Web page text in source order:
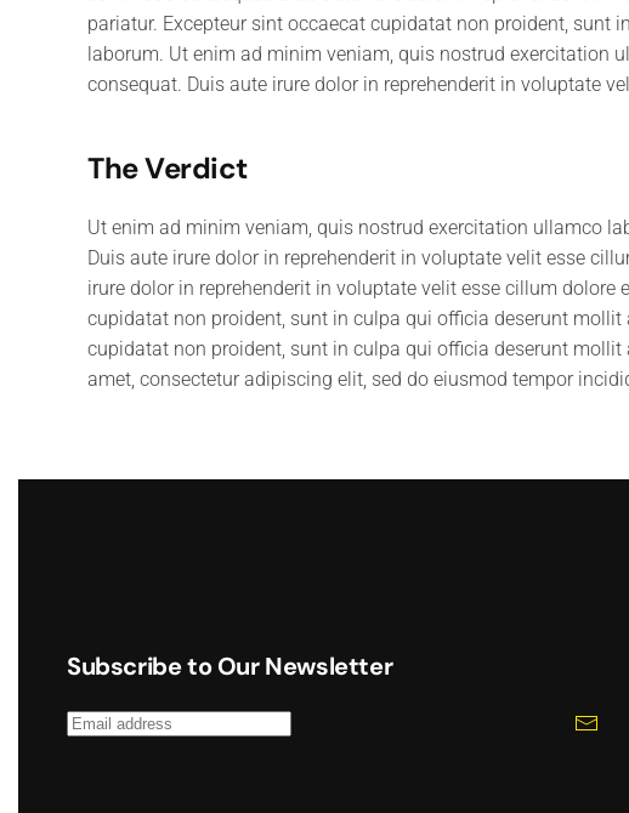
pariatur. Excepteur sint occaecat cupidatat non proident, sunt
laborum. Ut enim ad minim veniam, quis nostrud exercitation
consequat. Duis aute irure dolor in reprehenderit in voluptate
The Verdict
Ut enim ad minim veniam, quis nostrud exercitation ullamco
Duis aute irure dolor in reprehenderit in voluptate velit esse
irure dolor in reprehenderit in voluptate velit esse cillum
cupidatat non proident, sunt in culpa qui officia deserunt
cupidatat non proident, sunt in culpa qui officia deserunt
amet, consectetur adipiscing elit, sed do eiusmod tempor
Subscribe to Our Newsletter